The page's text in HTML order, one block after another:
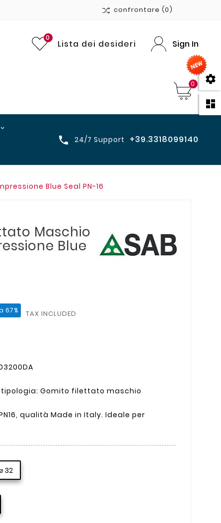


confrontare (0)
Lista dei desideri
0
Sign In
0
 24/7 Support +39.3318099140
Blue Seal PN-16
Maschio
Blue
67% TAX INCLUDED
Gomito filettato maschio
qualità Made in Italy. Ideale per
32